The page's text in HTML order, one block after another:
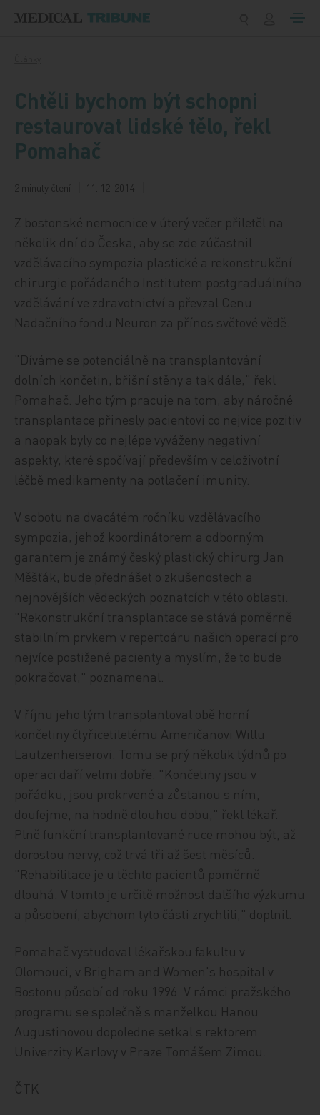
Chtěli bychom být schopni
restaurovat lidské tělo, řekl
Pomahač
2 minuty čtení 11. 12. 2014
Z bostonské nemocnice v úterý večer přiletěl na
několik dní do Česka, aby se zde zúčastnil
vzdělávacího sympozia plastické a rekonstrukční
chirurgie pořádaného Institutem postgraduálního
vzdělávání ve zdravotnictví a převzal Cenu
Nadačního fondu Neuron za přínos světové vědě.
"Díváme se potenciálně na transplantování
dolních končetin, břišní stěny a tak dále," řekl
Pomahač. Jeho tým pracuje na tom, aby náročné
transplantace přinesly pacientovi co nejvíce pozitiv
a naopak byly co nejlépe vyváženy negativní
aspekty, které spočívají především v celoživotní
léčbě medikamenty na potlačení imunity.
V sobotu na dvacátém ročníku vzdělávacího
sympozia, jehož koordinátorem a odborným
garantem je známý český plastický chirurg Jan
Měšťák, bude přednášet o zkušenostech a
nejnovějších vědeckých poznatcích v této oblasti.
"Rekonstrukční transplantace se stává poměrně
stabilním prvkem v repertoáru našich operací pro
nejvíce postižené pacienty a myslím, že to bude
pokračovat," poznamenal.
V říjnu jeho tým transplantoval obě horní
končetiny čtyřicetiletému Američanovi Willu
Lautzenheiserovi. Tomu se prý několik týdnů po
operaci daří velmi dobře. "Končetiny jsou v
pořádku, jsou prokrvené a zůstanou s ním,
doufejme, na hodně dlouhou dobu," řekl lékař.
Plně funkční transplantované ruce mohou být, až
dorostou nervy, což trvá tři až šest měsíců.
"Rehabilitace je u těchto pacientů poměrně
dlouhá. V tomto je určitě možnost dalšího výzkumu
a působení, abychom tyto části zrychlili," doplnil.
Pomahač vystudoval lékařskou fakultu v
Olomouci, v Brigham and Women's hospital v
Bostonu působí od roku 1996. V rámci pražského
programu se společně s manželkou Hanou
Augustinovou dopoledne setkal s rektorem
Univerzity Karlovy v Praze Tomášem Zimou.
ČTK